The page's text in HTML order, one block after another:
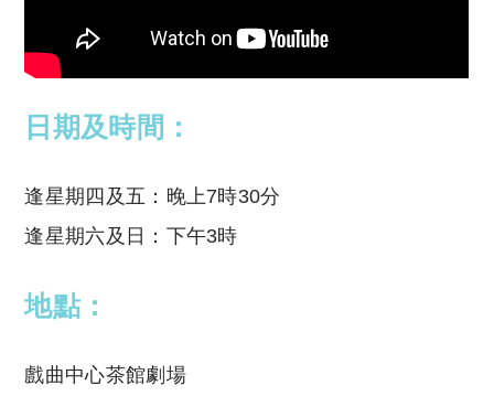
日期及時間：
逢星期四及五：晚上7時30分
逢星期六及日：下午3時
地點：
戲曲中心茶館劇場